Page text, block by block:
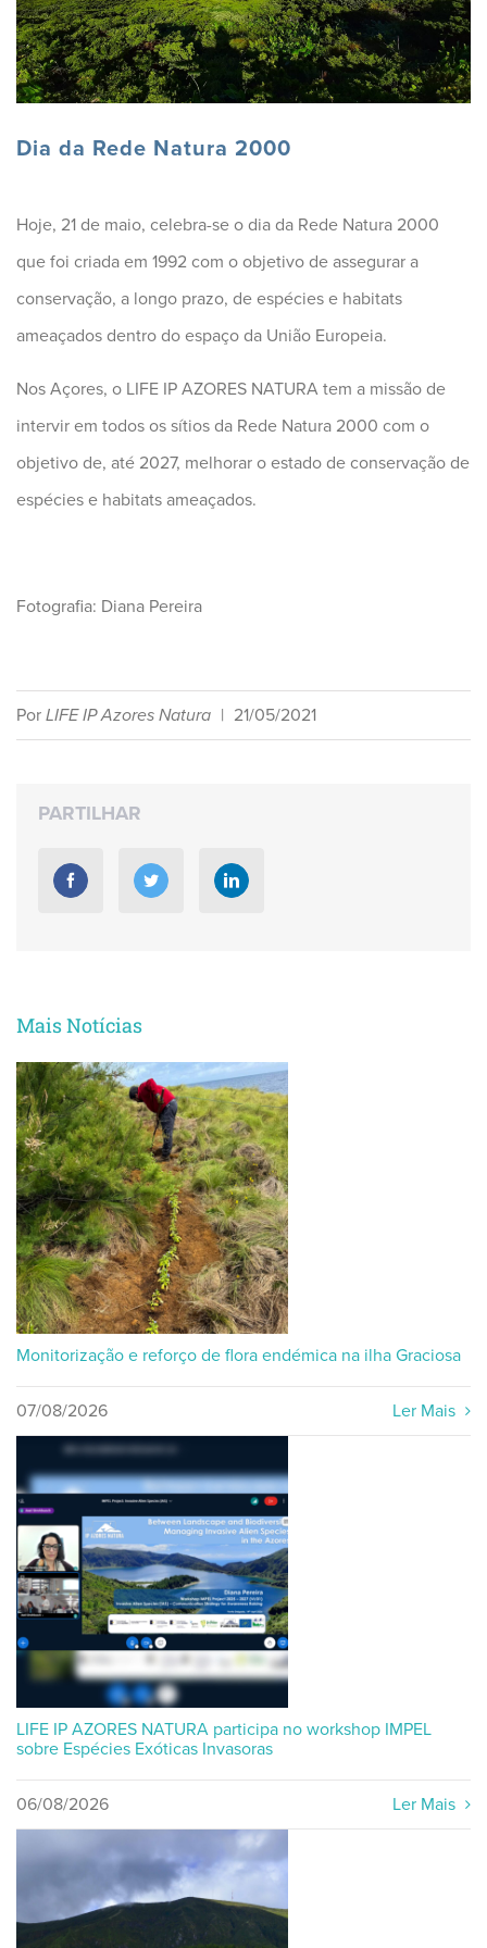
Dia da Rede Natura 2000
Hoje, 21 de maio, celebra-se o dia da Rede Natura 2000
que foi criada em 1992 com o objetivo de assegurar a
conservação, a longo prazo, de espécies e habitats
ameaçados dentro do espaço da União Europeia.
Nos Açores, o LIFE IP AZORES NATURA tem a missão de
intervir em todos os sítios da Rede Natura 2000 com o
objetivo de, até 2027, melhorar o estado de conservação de
espécies e habitats ameaçados.
Fotografia: Diana Pereira
Por LIFE IP Azores Natura | 21/05/2021
PARTILHAR
Mais Notícias
Monitorização e reforço de flora endémica na ilha Graciosa
07/08/2026 Ler Mais
LIFE IP AZORES NATURA participa no workshop IMPEL
sobre Espécies Exóticas Invasoras
06/08/2026 Ler Mais